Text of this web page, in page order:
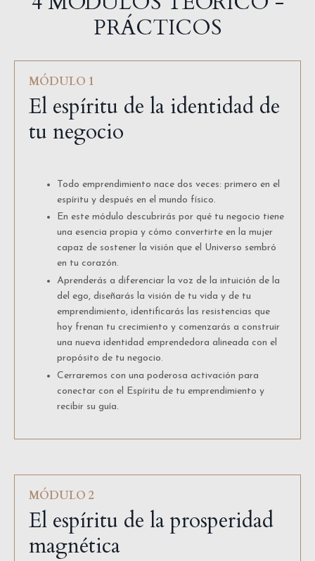
PRÁCTICOS
MÓDULO 1
El espíritu de la identidad de
tu negocio
Todo emprendimiento nace dos veces: primero en el
espíritu y después en el mundo físico.
En este módulo descubrirás por qué tu negocio tiene
una esencia propia y cómo convertirte en la mujer
capaz de sostener la visión que el Universo sembró
en tu corazón.
Aprenderás a diferenciar la voz de la intuición de la
del ego, diseñarás la visión de tu vida y de tu
emprendimiento, identificarás las resistencias que
hoy frenan tu crecimiento y comenzarás a construir
una nueva identidad emprendedora alineada con el
propósito de tu negocio.
Cerraremos con una poderosa activación para
conectar con el Espíritu de tu emprendimiento y
recibir su guía.
MÓDULO 2
El espíritu de la prosperidad
magnética